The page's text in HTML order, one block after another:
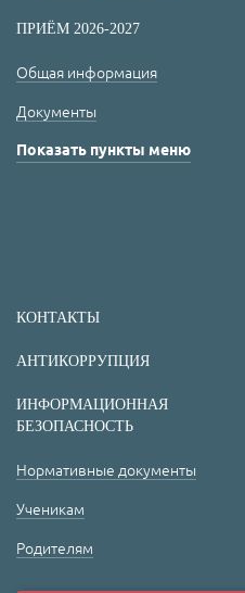
ПРИЁМ 2026-2027
Общая информация
Документы
Показать пункты меню
КОНТАКТЫ
АНТИКОРРУПЦИЯ
ИНФОРМАЦИОННАЯ
БЕЗОПАСНОСТЬ
Нормативные документы
Ученикам
Родителям